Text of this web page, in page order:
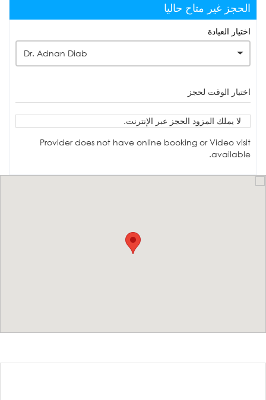
الحجز غير متاح حاليا
اختيار العيادة
Dr. Adnan Diab
اختيار الوقت لحجز
لا يملك المزود الحجز عبر الإنترنت.
Provider does not have online booking or Video visit
available.